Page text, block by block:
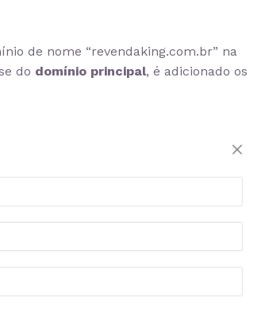
de nome “revendaking.com.br” na
do domínio principal, é adicionado os